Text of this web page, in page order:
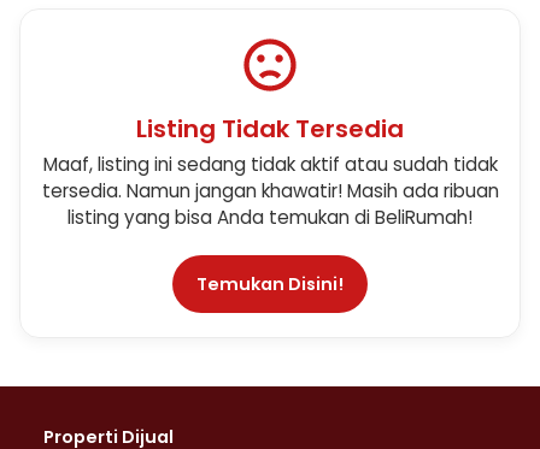
Listing Tidak Tersedia
Maaf, listing ini sedang tidak aktif atau sudah tidak
tersedia. Namun jangan khawatir! Masih ada ribuan
listing yang bisa Anda temukan di BeliRumah!
Temukan Disini!
Properti Dijual